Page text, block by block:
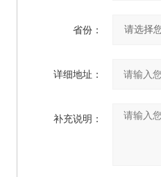
省份：
详细地址：
补充说明：